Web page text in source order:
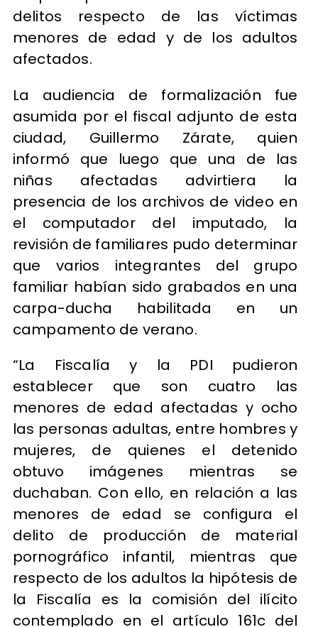
delitos respecto de las víctimas
menores de edad y de los adultos
afectados.
La audiencia de formalización fue
asumida por el fiscal adjunto de esta
ciudad, Guillermo Zárate, quien
informó que luego que una de las
niñas afectadas advirtiera la
presencia de los archivos de video en
el computador del imputado, la
revisión de familiares pudo determinar
que varios integrantes del grupo
familiar habían sido grabados en una
carpa-ducha habilitada en un
campamento de verano.
“La Fiscalía y la PDI pudieron
establecer que son cuatro las
menores de edad afectadas y ocho
las personas adultas, entre hombres y
mujeres, de quienes el detenido
obtuvo imágenes mientras se
duchaban. Con ello, en relación a las
menores de edad se configura el
delito de producción de material
pornográfico infantil, mientras que
respecto de los adultos la hipótesis de
la Fiscalía es la comisión del ilícito
contemplado en el artículo 161c del